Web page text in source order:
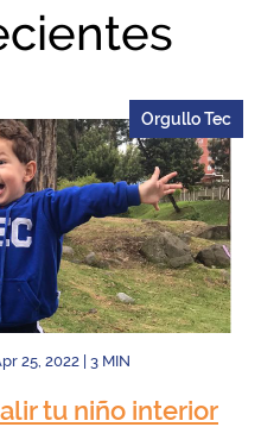
Orgullo Tec
25, 2022 | 3 MIN
tu niño interior